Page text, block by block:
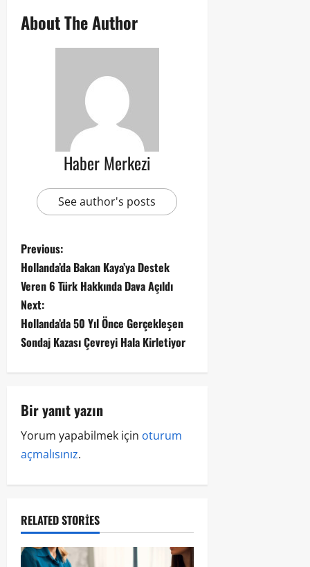
About The Author
Haber Merkezi
See author's posts
Previous:
Hollanda’da Bakan Kaya’ya Destek
Veren 6 Türk Hakkında Dava Açıldı
Next:
Hollanda’da 50 Yıl Önce Gerçekleşen
Sondaj Kazası Çevreyi Hala Kirletiyor
Bir yanıt yazın
Yorum yapabilmek için oturum
açmalısınız.
RELATED STORIES